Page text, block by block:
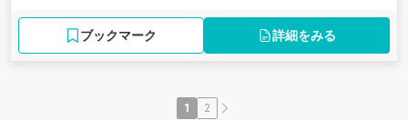
ブックマーク 詳細をみる
1 2